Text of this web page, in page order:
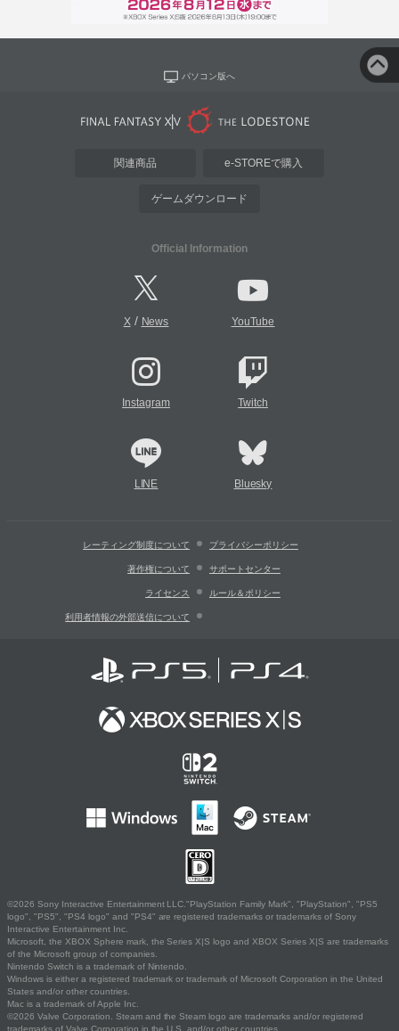
パソコン版へ
関連商品 e-STOREで購入
ゲームダウンロード
Official Information
X/ News YouTube
Instagram Twitch
LINE Bluesky
レーティング制度について プライバシーポリシー
著作権について サポートセンター
ライセンス ルール＆ポリシー
利用者情報の外部送信について
©2026 Sony Interactive Entertainment LLC."PlayStation Family Mark", "PlayStation", "PS5
logo", "PS5", "PS4 logo" and "PS4" are registered trademarks or trademarks of Sony
Interactive Entertainment Inc.
Microsoft, the XBOX Sphere mark, the Series X|S logo and XBOX Series X|S are trademarks
of the Microsoft group of companies.
Nintendo Switch is a trademark of Nintendo.
Windows is either a registered trademark or trademark of Microsoft Corporation in the United
States and/or other countries.
Mac is a trademark of Apple Inc.
©2026 Valve Corporation. Steam and the Steam logo are trademarks and/or registered
trademarks of Valve Corporation in the U.S. and/or other countries.